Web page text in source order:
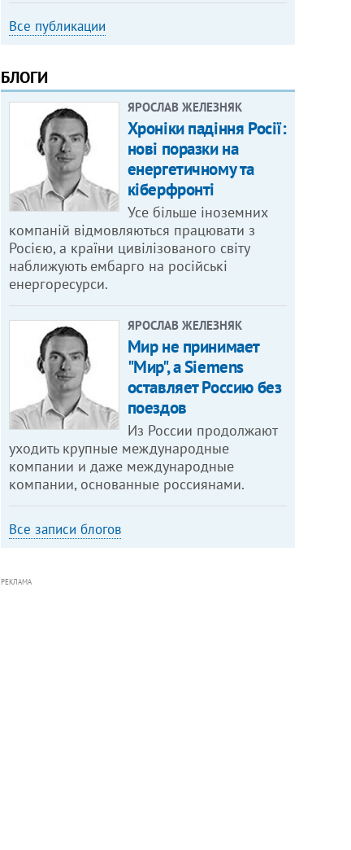
Все публикации
БЛОГИ
ЯРОСЛАВ ЖЕЛЕЗНЯК
Хроніки падіння Росії:
нові поразки на
енергетичному та
кіберфронті
Усе більше іноземних
компаній відмовляються працювати з
Росією, а країни цивілізованого світу
наближують ембарго на російські
енергоресурси.
ЯРОСЛАВ ЖЕЛЕЗНЯК
Мир не принимает
"Мир", а Siemens
оставляет Россию без
поездов
Из России продолжают
уходить крупные международные
компании и даже международные
компании, основанные россиянами.
Все записи блогов
РЕКЛАМА